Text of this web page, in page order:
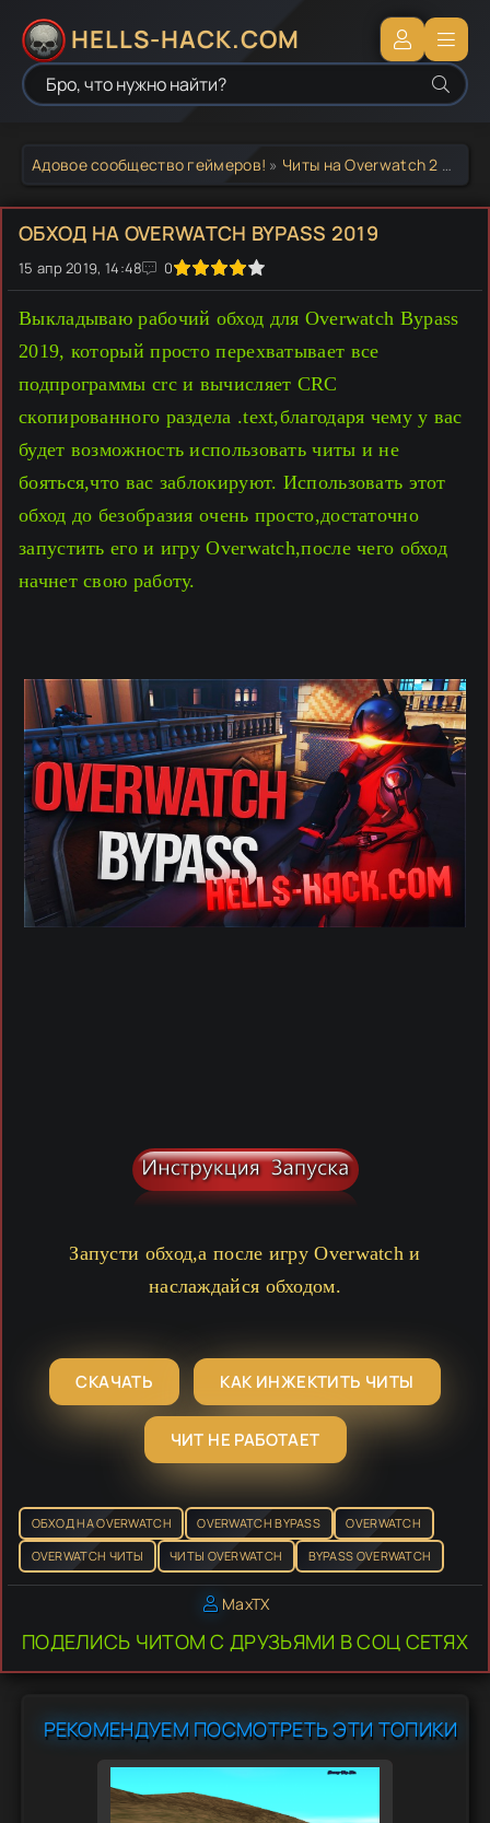
HELLS-HACK.COM
Адовое сообщество геймеров! » Читы на Overwatch 2
ОБХОД НА OVERWATCH BYPASS 2019
15 апр 2019, 14:48 0
1 2 3 4 5
Выкладываю рабочий обход для Overwatch Bypass
2019, который просто перехватывает все
подпрограммы crc и вычисляет CRC
скопированного раздела .text,благодаря чему у вас
будет возможность использовать читы и не
бояться,что вас заблокируют. Использовать этот
обход до безобразия очень просто,достаточно
запустить его и игру Overwatch,после чего обход
начнет свою работу.
Запусти обход,а после игру Overwatch и
наслаждайся обходом.
СКАЧАТЬ КАК ИНЖЕКТИТЬ ЧИТЫ
ЧИТ НЕ РАБОТАЕТ
ОБХОД НА OVERWATCH OVERWATCH BYPASS
OVERWATCH
OVERWATCH ЧИТЫ
ЧИТЫ OVERWATCH BYPASS OVERWATCH
MaxTX
ПОДЕЛИСЬ ЧИТОМ С ДРУЗЬЯМИ В СОЦ СЕТЯХ
РЕКОМЕНДУЕМ ПОСМОТРЕТЬ ЭТИ ТОПИКИ